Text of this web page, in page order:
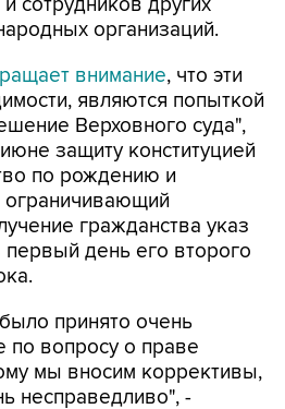
внимание, что эти
Верховного суда",
защиту конституцией
по рождению и
гражданства указ
день его второго
принято очень
мы вносим коррективы,
несправедливо", -